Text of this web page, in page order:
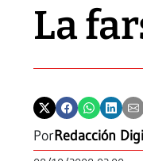
La
PorRedacción